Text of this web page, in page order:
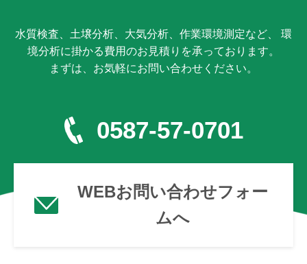
水質検査、土壌分析、大気分析、作業環境測定など、 環
境分析に掛かる費用のお見積りを承っております。
まずは、お気軽にお問い合わせください。
0587-57-0701
WEBお問い合わせフォー
ムへ